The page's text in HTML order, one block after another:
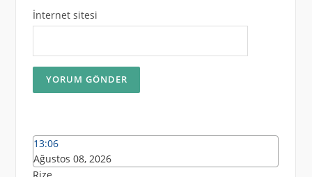
İnternet sitesi
13:06
Ağustos 08, 2026